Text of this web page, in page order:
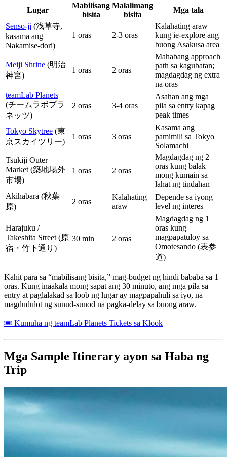
Lugar
Mabilisang
bisita
Malalimang
bisita
Mga tala
Senso-ji (浅草寺,
kasama ang
Nakamise-dori)
1 oras 2-3 oras
Kalahating araw
kung ie-explore ang
buong Asakusa area
Meiji Shrine (明治
神宮)
1 oras 2 oras
Mahabang approach
path sa kagubatan;
magdagdag ng extra
na oras
teamLab Planets
(チームラボプラ
ネッツ)
2 oras 3-4 oras
Asahan ang mga
pila sa entry kapag
peak times
Tokyo Skytree (東
京スカイツリー)
1 oras 3 oras
Kasama ang
pamimili sa Tokyo
Solamachi
Tsukiji Outer
Market (築地場外
市場)
1 oras 2 oras
Magdagdag ng 2
oras kung balak
mong kumain sa
lahat ng tindahan
Akihabara (秋葉
原)
2 oras
Kalahating
araw
Depende sa iyong
level ng interes
Harajuku /
Takeshita Street (原
宿・竹下通り)
30 min 2 oras
Magdagdag ng 1
oras kung
magpapatuloy sa
Omotesando (表参
道)
Kahit para sa “mabilisang bisita,” mag-budget ng hindi bababa sa 1
oras. Kung inaakala mong sapat ang 30 minuto, ang mga pila sa
entry at paglalakad sa loob ng lugar ay magpapahuli sa iyo, na
magdudulot ng sunud-sunod na pagka-delay sa buong araw.
🎟 Kumuha ng teamLab Planets Tickets sa Klook
Mga Sample Itinerary ayon sa Haba ng
Trip